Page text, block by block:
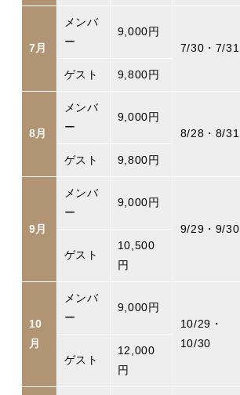
7月
メンバ
ー
9,000円
7/30・7/31
ゲスト 9,800円
8月
メンバ
ー
9,000円
8/28・8/31
ゲスト 9,800円
9月
メンバ
ー
9,000円
9/29・9/30
ゲスト
10,500
円
10
月
メンバ
ー
9,000円
10/29・
10/30
ゲスト
12,000
円